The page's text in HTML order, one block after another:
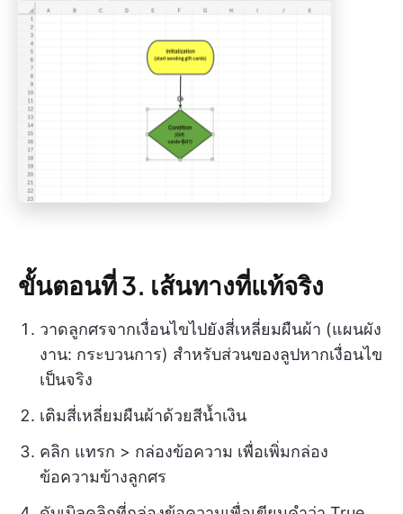
ขั้นตอนที่ 3. เส้นทางที่แท้จริง
วาดลูกศรจากเงื่อนไขไปยังสี่เหลี่ยมผืนผ้า (แผนผัง
งาน: กระบวนการ) สำหรับส่วนของลูปหากเงื่อนไข
เป็นจริง
เติมสี่เหลี่ยมผืนผ้าด้วยสีน้ำเงิน
คลิก แทรก > กล่องข้อความ เพื่อเพิ่มกล่อง
ข้อความข้างลูกศร